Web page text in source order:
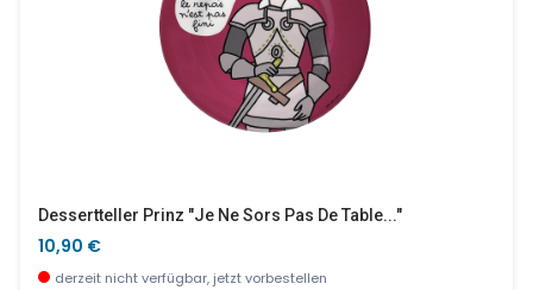
Dessertteller Prinz "Je Ne Sors Pas De Table..."
10,90 €
derzeit nicht verfügbar, jetzt vorbestellen